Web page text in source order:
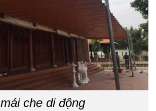
mái che di động